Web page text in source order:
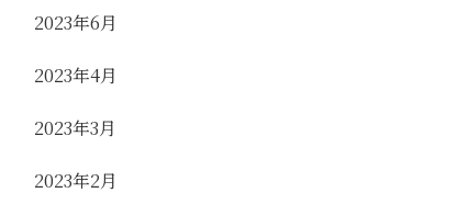
2023年6月
2023年4月
2023年3月
2023年2月